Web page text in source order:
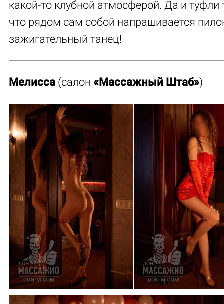
какой-то клубной атмосферой. Да и туфли
что рядом сам собой напрашивается
зажигательный танец!
Мелисса (салон «Массажный Штаб»)